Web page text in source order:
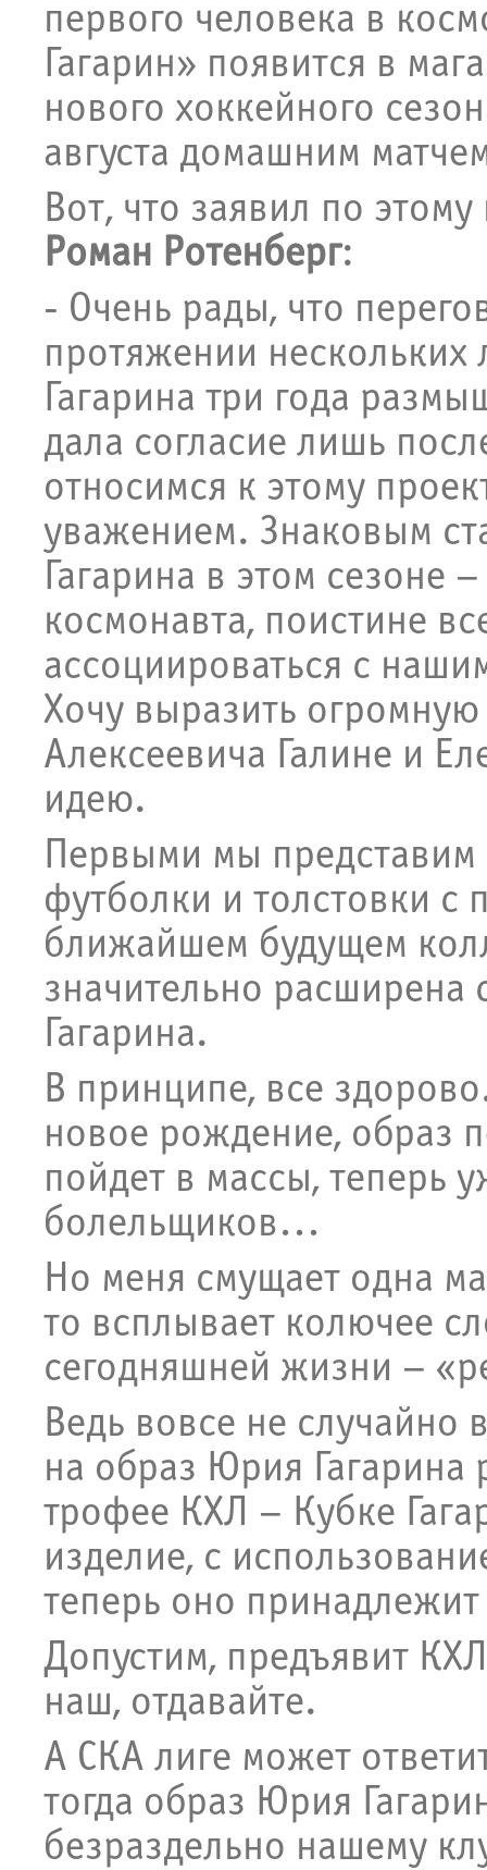
первого человека в
Гагарин» появится в
нового хоккейного
августа домашним
Вот, что заявил по
Роман Ротенберг:
- Очень рады, что
протяжении
Гагарина три года
дала согласие лишь
относимся к этому
уважением. Знаковым
Гагарина в этом сезоне
космонавта, поистине
ассоциироваться с
Хочу выразить
Алексеевича Галине и
идею.
Первыми мы
футболки и толстовки с
ближайшем будущем
значительно
Гагарина.
В принципе, все
новое рождение, образ
пойдет в массы, теперь
болельщиков…
Но меня смущает одна
то всплывает колючее
сегодняшней жизни –
Ведь вовсе не
на образ Юрия
трофее КХЛ – Кубке
изделие, с
теперь оно
Допустим, предъявит
наш, отдавайте.
А СКА лиге может
тогда образ Юрия
безраздельно нашему